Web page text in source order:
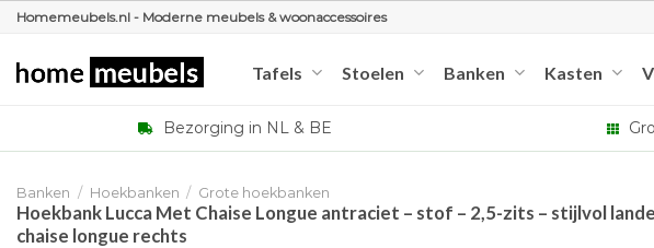
Ga
inhoud
Homemeubels.nl - Moderne meubels & woonaccessoires
Tafels Stoelen Banken Kasten
Bezorging in NL & BE
Banken / Hoekbanken / Grote hoekbanken
Hoekbank Lucca Met Chaise Longue antraciet – stof – 2,5-zits – stijlvol
chaise longue rechts